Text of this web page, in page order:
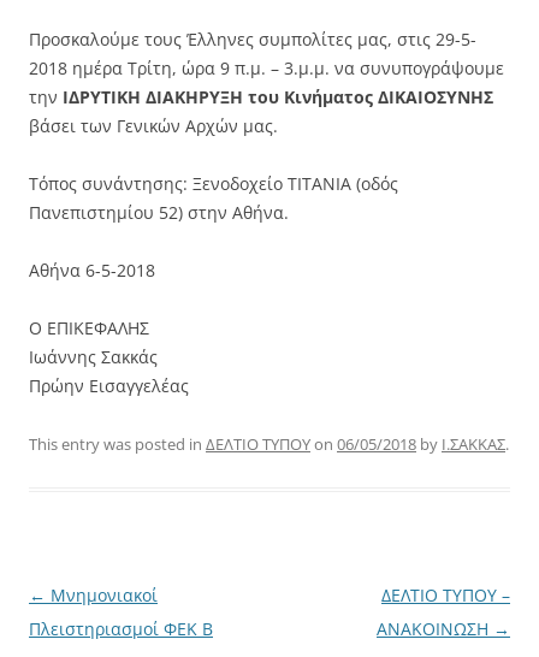
Προσκαλούμε τους Έλληνες συμπολίτες μας, στις 29-5-
2018 ημέρα Τρίτη, ώρα 9 π.μ. – 3.μ.μ. να συνυπογράψουμε
την ΙΔΡΥΤΙΚΗ ΔΙΑΚΗΡΥΞΗ του Κινήματος ΔΙΚΑΙΟΣΥΝΗΣ
βάσει των Γενικών Αρχών μας.
Τόπος συνάντησης: Ξενοδοχείο ΤΙΤΑΝΙΑ (οδός
Πανεπιστημίου 52) στην Αθήνα.
Αθήνα 6-5-2018
Ο ΕΠΙΚΕΦΑΛΗΣ
Ιωάννης Σακκάς
Πρώην Εισαγγελέας
This entry was posted in ΔΕΛΤΙΟ ΤΥΠΟΥon 06/05/2018 by Ι.ΣΑΚΚΑΣ.
Post
navigation
← Μνημονιακοί
Πλειστηριασμοί ΦΕΚ Β
ΔΕΛΤΙΟ ΤΥΠΟΥ –
ΑΝΑΚΟΙΝΩΣΗ →